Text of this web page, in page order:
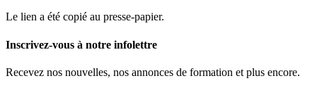
Le lien a été copié au presse-papier.
Inscrivez-vous à notre infolettre
Recevez nos nouvelles, nos annonces de formation et plus encore.